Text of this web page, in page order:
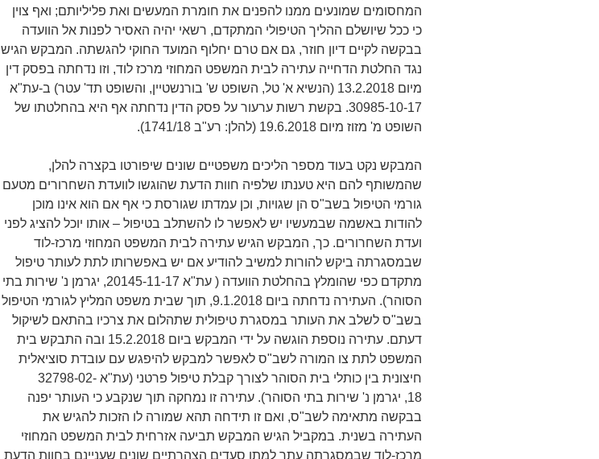
המחסומים שמונעים ממנו להפנים את חומרת המעשים ואת פליליותם; ואף צוין
כי ככל שיושלם ההליך הטיפולי המתקדם, רשאי יהיה האסיר לפנות אל הוועדה
בבקשה לקיים דיון חוזר, גם אם טרם יחלוף המועד החוקי להגשתה. המבקש הגיש
נגד החלטת הדחייה עתירה לבית המשפט המחוזי מרכז לוד, וזו נדחתה בפסק דין
מיום 13.2.2018 (הנשיא א' טל, השופט ש' בורנשטיין, והשופט תד' עטר) ב-עת"א
30985-10-17. בקשת רשות ערעור על פסק הדין נדחתה אף היא בהחלטתו של
השופט מ' מזוז מיום 19.6.2018 (להלן: רע"ב 1741/18).
המבקש נקט בעוד מספר הליכים משפטיים שונים שיפורטו בקצרה להלן,
שהמשותף להם היא טענתו שלפיה חוות הדעת שהוגשו לוועדת השחרורים מטעם
גורמי הטיפול בשב"ס הן שגויות, וכן עמדתו שגורסת כי אף אם הוא אינו מוכן
להודות באשמה שבמעשיו יש לאפשר לו להשתלב בטיפול – אותו יוכל להציג לפני
ועדת השחרורים. כך, המבקש הגיש עתירה לבית המשפט המחוזי מרכז-לוד
שבמסגרתה ביקש להורות למשיב להודיע אם יש באפשרותו לתת לעותר טיפול
מתקדם כפי שהומלץ בהחלטת הוועדה ( עת"א 20145-11-17, יגרמן נ' שירות בתי
הסוהר). העתירה נדחתה ביום 9.1.2018, תוך שבית משפט המליץ לגורמי הטיפול
בשב"ס לשלב את העותר במסגרת טיפולית שתהלום את צרכיו בהתאם לשיקול
דעתם. עתירה נוספת הוגשה על ידי המבקש ביום 15.2.2018 ובה התבקש בית
המשפט לתת צו המורה לשב"ס לאפשר למבקש להיפגש עם עובדת סוציאלית
חיצונית בין כותלי בית הסוהר לצורך קבלת טיפול פרטני (עת"א 32798-02-
18, יגרמן נ' שירות בתי הסוהר). עתירה זו נמחקה תוך שנקבע כי העותר יפנה
בבקשה מתאימה לשב"ס, ואם זו תידחה תהא שמורה לו הזכות להגיש את
העתירה בשנית. במקביל הגיש המבקש תביעה אזרחית לבית המשפט המחוזי
מרכז-לוד שבמסגרתה עתר למתן סעדים הצהרתיים שונים שעניינם בחוות הדעת